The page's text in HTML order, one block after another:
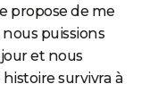
propose de me
puissions
et nous
survivra à